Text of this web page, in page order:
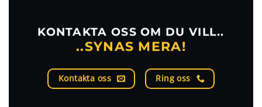
KONTAKTA OSS OM DU VILL..
..SYNAS MERA!
Kontakta oss Ring oss